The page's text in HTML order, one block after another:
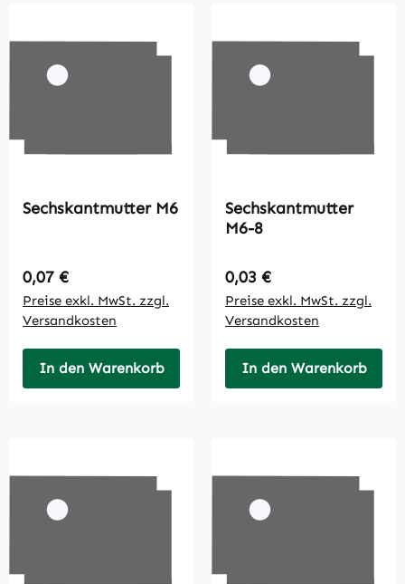
Sechskantmutter M6
Regulärer Preis:
0,07 €
Preise exkl. MwSt. zzgl.
Versandkosten
In den Warenkorb
Sechskantmutter
M6-8
Regulärer Preis:
0,03 €
Preise exkl. MwSt. zzgl.
Versandkosten
In den Warenkorb